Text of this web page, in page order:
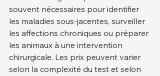
souvent nécessaires pour identifier
les maladies sous-jacentes, surveiller
les affections chroniques ou préparer
les animaux à une intervention
chirurgicale. Les prix peuvent varier
selon la complexité du test et selon